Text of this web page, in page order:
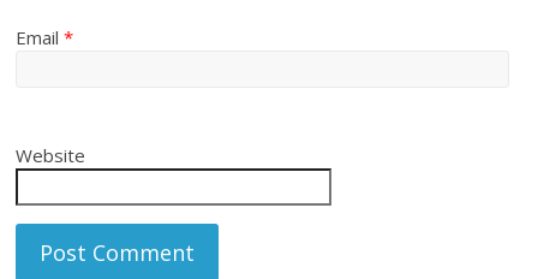
Email*
Website